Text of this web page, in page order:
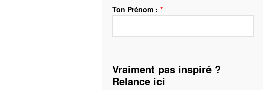
Ton Prénom : *
Vraiment pas inspiré ?
Relance ici